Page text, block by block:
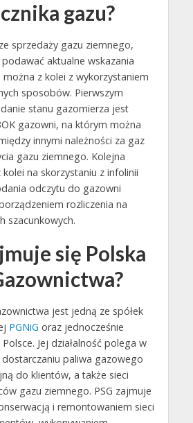
gazu?
sprzedaży gazu ziemnego,
aktualne wskazania
z kolei z wykorzystaniem
sposobów. Pierwszym
stanu gazomierza jest
gazowni, na którym można
innymi należności za gaz
gazu ziemnego. Kolejna
na skorzystaniu z infolinii
odczytu do gazowni
rozliczenia na
szacunkowych.
się Polska
jest jedną ze spółek
PGNiG oraz jednocześnie
Jej działalność polega w
paliwa gazowego
do klientów, a także sieci
gazu ziemnego. PSG zajmuje
i remontowaniem sieci